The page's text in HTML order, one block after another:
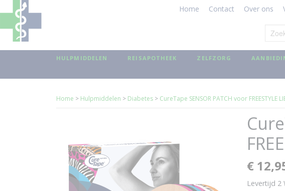
Home Contact Over ons
HULPMIDDELEN REISAPOTHEEK ZELFZORG
Home > Hulpmiddelen > Diabetes > CureTape SENSOR PATCH voor FREESTYLE
€
Levertijd 2